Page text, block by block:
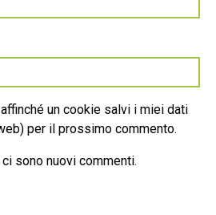
un cookie salvi i miei dati
per il prossimo commento.
sono nuovi commenti.